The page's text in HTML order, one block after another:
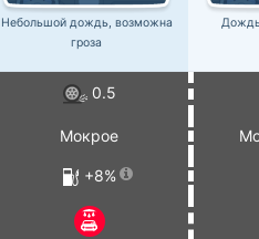
Небольшой дождь, возможна
гроза
0.5
Мокрое
+8%